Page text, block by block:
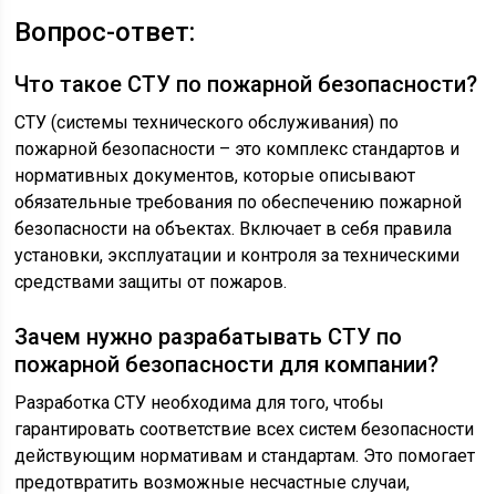
Вопрос-ответ:
Что такое СТУ по пожарной безопасности?
СТУ (системы технического обслуживания) по
пожарной безопасности – это комплекс стандартов и
нормативных документов, которые описывают
обязательные требования по обеспечению пожарной
безопасности на объектах. Включает в себя правила
установки, эксплуатации и контроля за техническими
средствами защиты от пожаров.
Зачем нужно разрабатывать СТУ по
пожарной безопасности для компании?
Разработка СТУ необходима для того, чтобы
гарантировать соответствие всех систем безопасности
действующим нормативам и стандартам. Это помогает
предотвратить возможные несчастные случаи,